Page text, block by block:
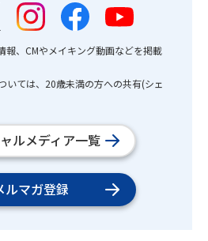
報、CMやメイキング動画などを掲載
いては、20歳未満の方への共有(シェ
ルメディア一覧
ルマガ登録